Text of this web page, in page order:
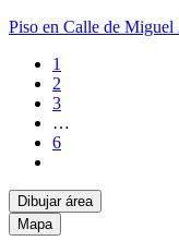
Piso en Calle de
1
2
3
…
6
Dibujar área
Mapa